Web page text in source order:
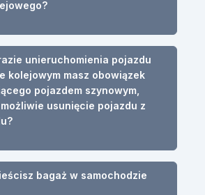
unieruchomienia pojazdu
kolejowym masz obowiązek
pojazdem szynowym,
usunięcie pojazdu z
bagaż w samochodzie